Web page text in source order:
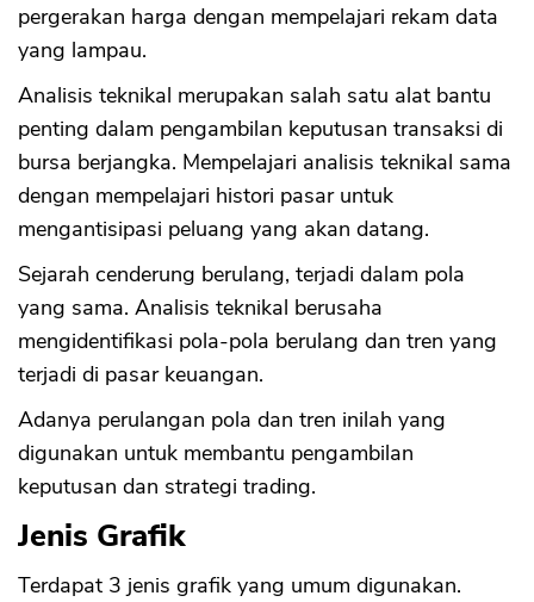
pergerakan harga dengan mempelajari rekam data
yang lampau.
Analisis teknikal merupakan salah satu alat bantu
penting dalam pengambilan keputusan transaksi di
bursa berjangka. Mempelajari analisis teknikal sama
dengan mempelajari histori pasar untuk
mengantisipasi peluang yang akan datang.
Sejarah cenderung berulang, terjadi dalam pola
yang sama. Analisis teknikal berusaha
mengidentifikasi pola-pola berulang dan tren yang
terjadi di pasar keuangan.
Adanya perulangan pola dan tren inilah yang
digunakan untuk membantu pengambilan
keputusan dan strategi trading.
Jenis Grafik
Terdapat 3 jenis grafik yang umum digunakan.